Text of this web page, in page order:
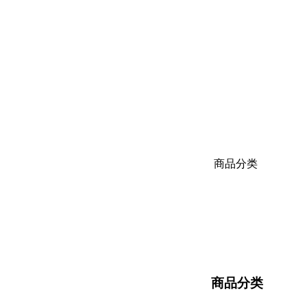
商品分类
商品分类